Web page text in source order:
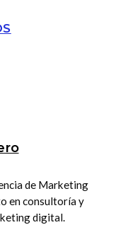
de Marketing
en consultoría y
digital.